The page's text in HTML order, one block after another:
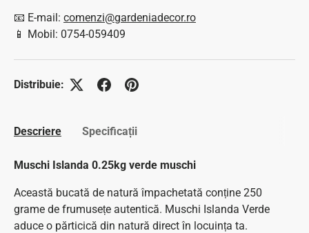
📧 E-mail: comenzi@gardeniadecor.ro
📱 Mobil: 0754-059409
Distribuie:
Descriere Specificații
Muschi Islanda 0.25kg verde muschi
Această bucată de natură împachetată conține 250
grame de frumusețe autentică. Muschi Islanda Verde
aduce o părticică din natură direct în locuința ta.